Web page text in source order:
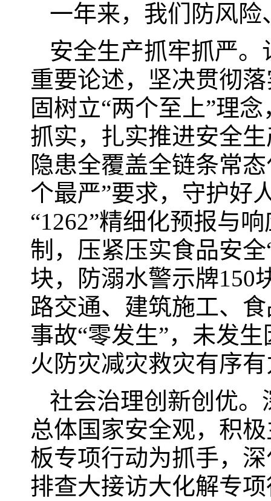
一年来，我们防风险
安全生产抓牢抓严
重要论述，坚决贯彻
固树立“两个至上”理
抓实，扎实推进安全
隐患全覆盖全链条常
个最严”要求，守护好
“1262”精细化预报与
制，压紧压实食品安
块，防溺水警示牌150
路交通、建筑施工、
事故“零发生”，未发
火防灾减灾救灾有序
社会治理创新创优
总体国家安全观，积
板专项行动为抓手，
排查大接访大化解专